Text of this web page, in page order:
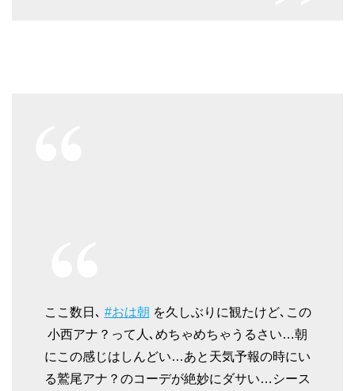
ここ数日､ #おは朝 を久しぶりに観たけど､この
小西アナ？って人､めちゃめちゃうるさい…朝
にこの感じはしんどい…あと天気予報の時にい
る鷲尾アナ？のコーデが絶妙にダサい…シース